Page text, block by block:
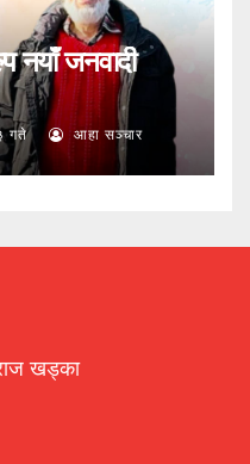
नयाँ जनवादी
गते आहा सञ्चार
खड्का